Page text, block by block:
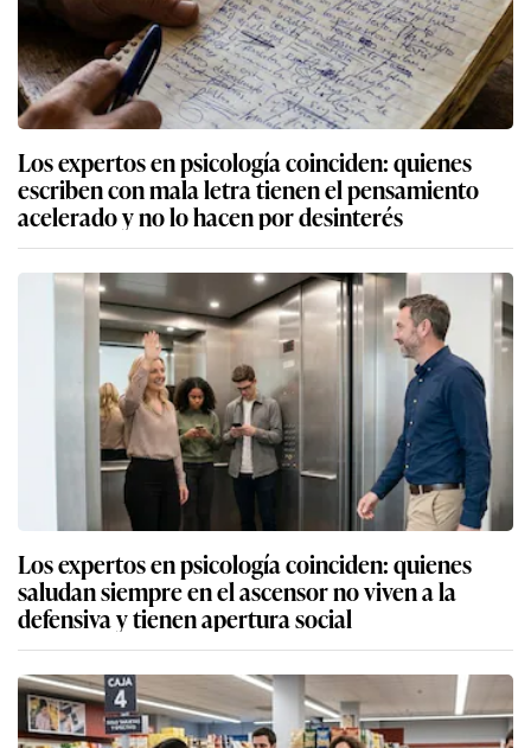
Los expertos en psicología coinciden: quienes
escriben con mala letra tienen el pensamiento
acelerado y no lo hacen por desinterés
Los expertos en psicología coinciden: quienes
saludan siempre en el ascensor no viven a la
defensiva y tienen apertura social